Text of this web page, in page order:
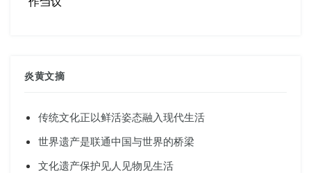
炎黄文摘
传统文化正以鲜活姿态融入现代生活
世界遗产是联通中国与世界的桥梁
文化遗产保护见人见物见生活